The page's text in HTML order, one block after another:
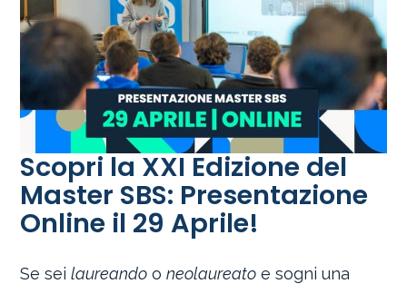
Scopri la XXI Edizione del
Master SBS: Presentazione
Online il 29 Aprile!
Se seilaureando oneolaureato e sogni una